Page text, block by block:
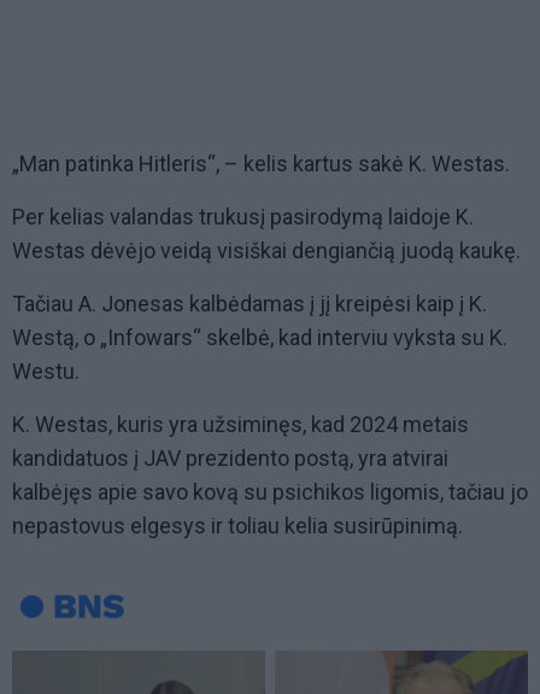
„Man patinka Hitleris“, – kelis kartus sakė K. Westas.
Per kelias valandas trukusį pasirodymą laidoje K.
Westas dėvėjo veidą visiškai dengiančią juodą kaukę.
Tačiau A. Jonesas kalbėdamas į jį kreipėsi kaip į K.
Westą, o „Infowars“ skelbė, kad interviu vyksta su K.
Westu.
K. Westas, kuris yra užsiminęs, kad 2024 metais
kandidatuos į JAV prezidento postą, yra atvirai
kalbėjęs apie savo kovą su psichikos ligomis, tačiau jo
nepastovus elgesys ir toliau kelia susirūpinimą.